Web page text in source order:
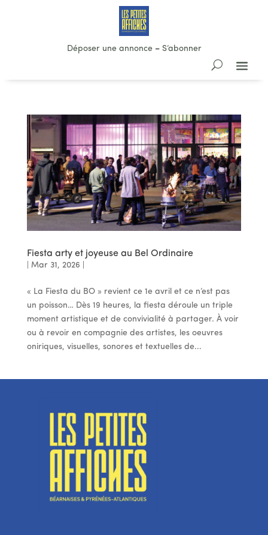
Déposer une annonce– S’abonner
Fiesta arty et joyeuse au Bel Ordinaire
Mar 31, 2026
« La Fiesta du BO » revient ce 1e avril et ce n’est pas
un poisson… Dès 19 heures, la fiesta déroule un triple
moment artistique et de convivialité à partager. À voir
ou à revoir en compagnie des artistes, les oeuvres
oniriques, visuelles, sonores et textuelles de...